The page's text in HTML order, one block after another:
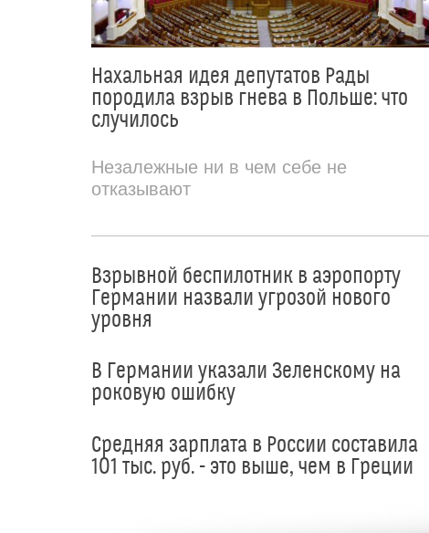
Нахальная идея депутатов Рады
породила взрыв гнева в Польше: что
случилось
Незалежные ни в чем себе не
отказывают
Взрывной беспилотник в аэропорту
Германии назвали угрозой нового
уровня
В Германии указали Зеленскому на
роковую ошибку
Средняя зарплата в России составила
101 тыс. руб. - это выше, чем в Греции